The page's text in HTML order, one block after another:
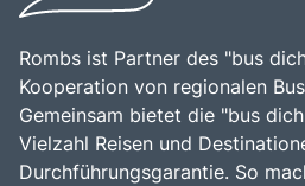
Rombs ist Partner des "bus
Kooperation von regionalen
Gemeinsam bietet die "bus
Vielzahl Reisen und
Durchführungsgarantie. So